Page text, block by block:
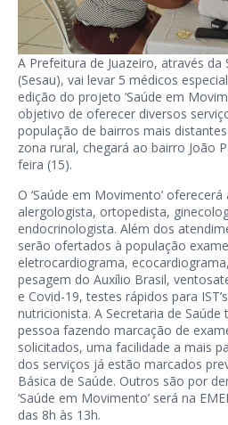
A Prefeitura de Juazeiro, através da
(Sesau), vai levar 5 médicos
edição do projeto ‘Saúde em
objetivo de oferecer diversos
população de bairros mais
zona rural, chegará ao bairro João
feira (15).
O ‘Saúde em Movimento’
alergologista, ortopedista,
endocrinologista. Além dos
serão ofertados à população
eletrocardiograma,
pesagem do Auxílio Brasil,
e Covid-19, testes rápidos para
nutricionista. A Secretaria de
pessoa fazendo marcação de
solicitados, uma facilidade a mais
dos serviços já estão marcados
Básica de Saúde. Outros são por
‘Saúde em Movimento’ será na
das 8h às 13h.